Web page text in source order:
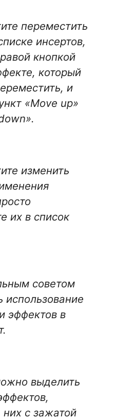
переместить
инсертов,
кнопкой
который
и
«Move up»
изменить
их в список
советом
эффектов в
выделить
с зажатой